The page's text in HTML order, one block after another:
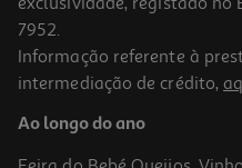
Champo Ducray Squanorm
64.85 €/Lt
7952.
Informação referente à
intermediação de crédito,
Ao longo do ano